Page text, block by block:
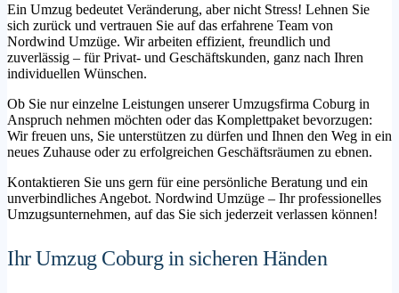
Ein Umzug bedeutet Veränderung, aber nicht Stress! Lehnen Sie
sich zurück und vertrauen Sie auf das erfahrene Team von
Nordwind Umzüge. Wir arbeiten effizient, freundlich und
zuverlässig – für Privat- und Geschäftskunden, ganz nach Ihren
individuellen Wünschen.
Ob Sie nur einzelne Leistungen unserer Umzugsfirma Coburg in
Anspruch nehmen möchten oder das Komplettpaket bevorzugen:
Wir freuen uns, Sie unterstützen zu dürfen und Ihnen den Weg in ein
neues Zuhause oder zu erfolgreichen Geschäftsräumen zu ebnen.
Kontaktieren Sie uns gern für eine persönliche Beratung und ein
unverbindliches Angebot. Nordwind Umzüge – Ihr professionelles
Umzugsunternehmen, auf das Sie sich jederzeit verlassen können!
Ihr Umzug Coburg in sicheren Händen